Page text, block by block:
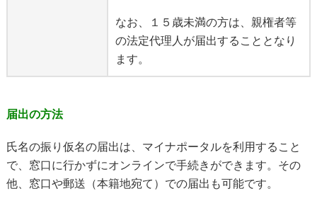
なお、１５歳未満の方は、親権者等
の法定代理人が届出することとなり
ます。
届出の方法
氏名の振り仮名の届出は、マイナポータルを利用すること
で、窓口に行かずにオンラインで手続きができます。その
他、窓口や郵送（本籍地宛て）での届出も可能です。